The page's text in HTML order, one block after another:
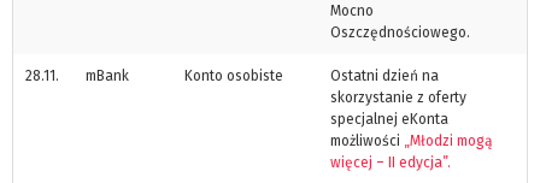
Mocno
Oszczędnościowego.
28.11. mBank Konto osobiste
Ostatni dzień na
skorzystanie z oferty
specjalnej eKonta
możliwości
„Młodzi mogą
więcej – II edycja”.